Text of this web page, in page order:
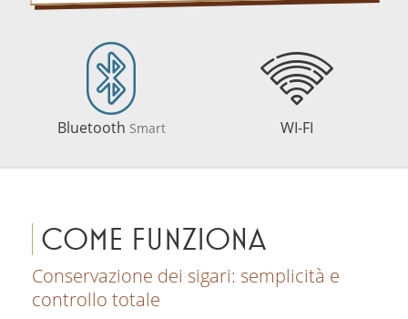
Bluetooth Smart WI-FI
COME FUNZIONA
Conservazione dei sigari: semplicità e
controllo totale